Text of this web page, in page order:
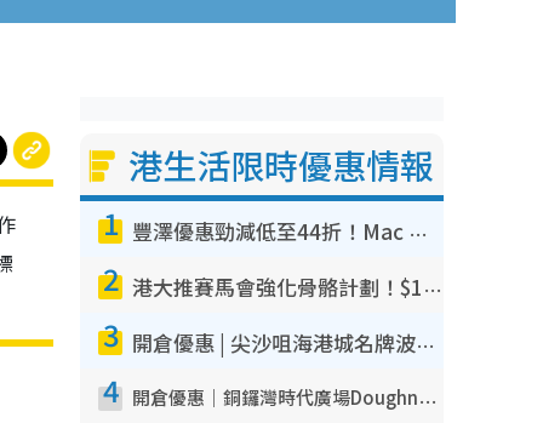
港生活限時優惠情報
1 豐澤優惠勁減低至44折！Mac mini/iPhone17Pro大減價！廚房家電$220起
2 港大推賽馬會強化骨骼計劃！$100骨質密度X光檢查 完成免費運動訓練送超市禮券！附參加資格
3 開倉優惠 | 尖沙咀海港城名牌波鞋開倉低至1折！On鞋$899起／Joy&Peace鞋履$98起
4 開倉優惠｜銅鑼灣時代廣場Doughnut/Campo Marzio開倉低至1折！背囊、書包、手袋劈價$200起